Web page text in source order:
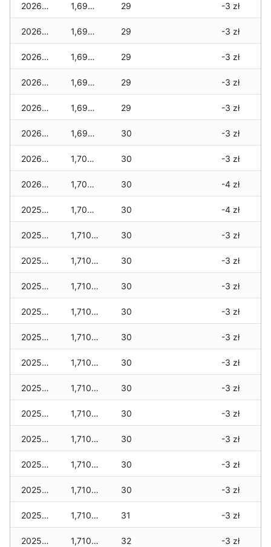
2026-01-08 1,690 zł 29 -3 zł
2026-01-07 1,690 zł 29 -3 zł
2026-01-06 1,690 zł 29 -3 zł
2026-01-05 1,690 zł 29 -3 zł
2026-01-04 1,690 zł 29 -3 zł
2026-01-03 1,690 zł 30 -3 zł
2026-01-02 1,700 zł 30 -3 zł
2026-01-01 1,700 zł 30 -4 zł
2025-12-31 1,700 zł 30 -4 zł
2025-12-30 1,710 zł 30 -3 zł
2025-12-29 1,710 zł 30 -3 zł
2025-12-28 1,710 zł 30 -3 zł
2025-12-27 1,710 zł 30 -3 zł
2025-12-26 1,710 zł 30 -3 zł
2025-12-25 1,710 zł 30 -3 zł
2025-12-24 1,710 zł 30 -3 zł
2025-12-23 1,710 zł 30 -3 zł
2025-12-22 1,710 zł 30 -3 zł
2025-12-21 1,710 zł 30 -3 zł
2025-12-20 1,710 zł 30 -3 zł
2025-12-19 1,710 zł 31 -3 zł
2025-12-18 1,710 zł 32 -3 zł